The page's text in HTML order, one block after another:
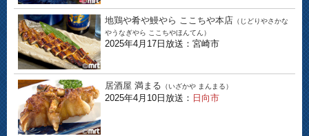
地鶏や肴や鰻やら ここちや本店 （じどりやさかな
やうなぎやら ここちやほんてん）
2025年4月17日放送：宮崎市
居酒屋 満まる （いざかや まんまる）
2025年4月10日放送： 日向市